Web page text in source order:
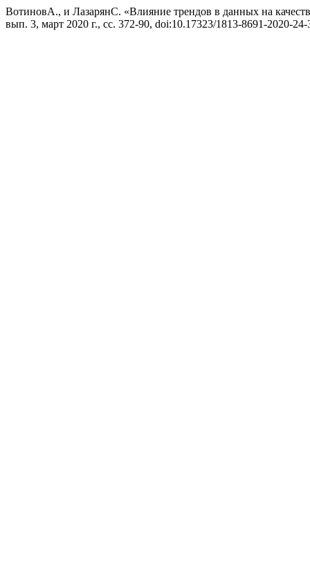
ВотиновА., и ЛазарянС. «Влияние трендов в данных на
вып. 3, март 2020 г., сс. 372-90, doi:10.17323/1813-8691-2020-